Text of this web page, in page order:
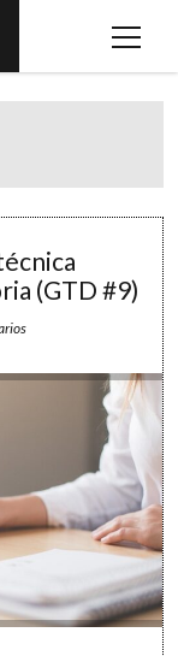
open
(GTD #9)